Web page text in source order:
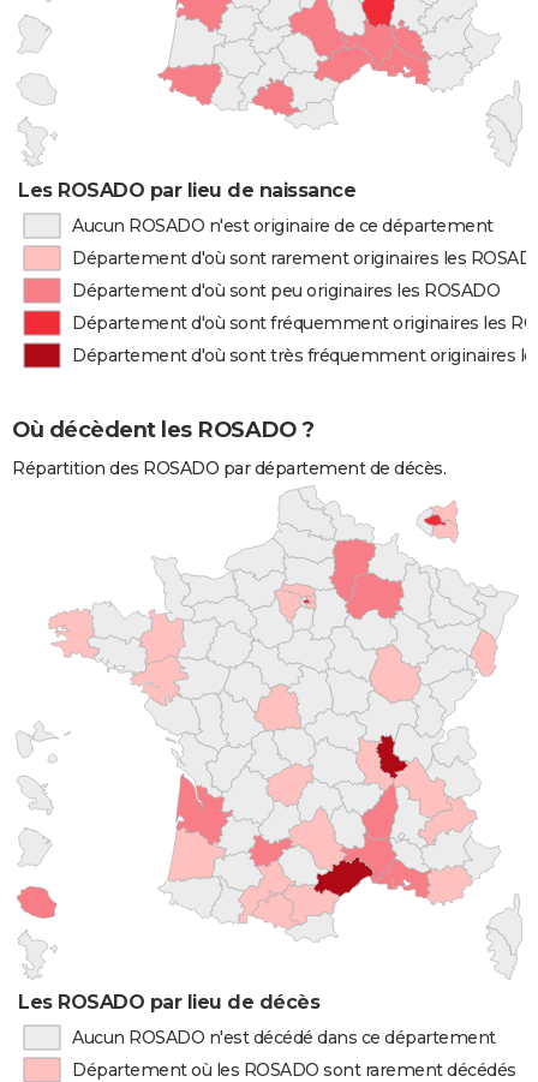
Les ROSADO par lieu de naissance
Aucun ROSADO n'est originaire de ce département
Département d'où sont rarement originaires les
Département d'où sont peu originaires les ROSADO
Département d'où sont fréquemment originaires les
Département d'où sont très fréquemment originaires
Où décèdent les ROSADO ?
Répartition des ROSADO par département de décès.
Les ROSADO par lieu de décès
Aucun ROSADO n'est décédé dans ce département
Département où les ROSADO sont rarement décédés